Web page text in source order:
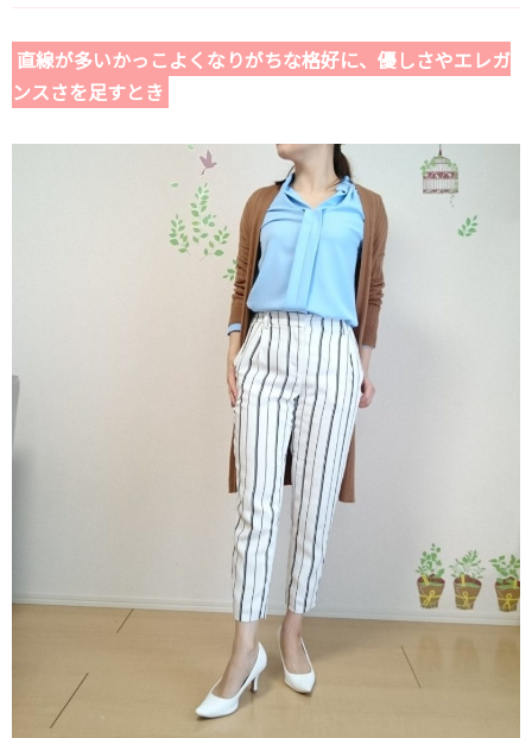
直線が多いかっこよくなりがちな格好に、優しさやエレガ
ンスさを足すとき